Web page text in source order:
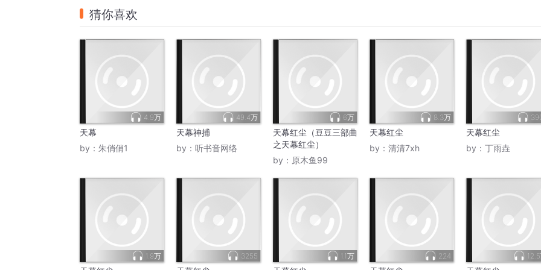
猜你喜欢
4.9万
天幕
by： 朱俏俏1
49.4万
天幕神捕
by： 听书音网络
6万
天幕红尘（豆豆三部曲
之天幕红尘）
by： 原木鱼99
8.3万
天幕红尘
by： 清清7xh
天幕红尘
by： 丁雨垚
1.9万 3255 1.1万 224